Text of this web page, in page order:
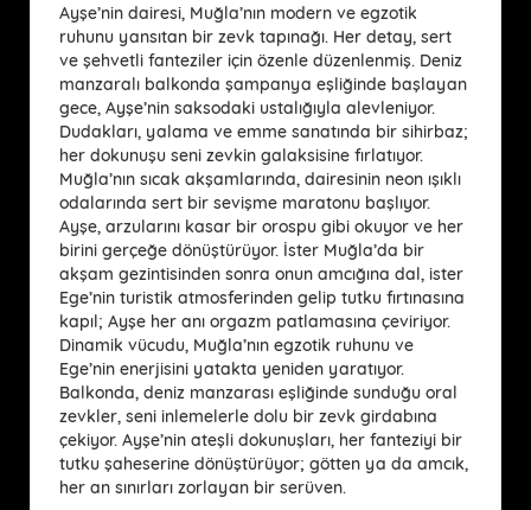
Ayşe’nin dairesi, Muğla’nın modern ve egzotik
ruhunu yansıtan bir zevk tapınağı. Her detay, sert
ve şehvetli fanteziler için özenle düzenlenmiş. Deniz
manzaralı balkonda şampanya eşliğinde başlayan
gece, Ayşe’nin saksodaki ustalığıyla alevleniyor.
Dudakları, yalama ve emme sanatında bir sihirbaz;
her dokunuşu seni zevkin galaksisine fırlatıyor.
Muğla’nın sıcak akşamlarında, dairesinin neon ışıklı
odalarında sert bir sevişme maratonu başlıyor.
Ayşe, arzularını kasar bir orospu gibi okuyor ve her
birini gerçeğe dönüştürüyor. İster Muğla’da bir
akşam gezintisinden sonra onun amcığına dal, ister
Ege’nin turistik atmosferinden gelip tutku fırtınasına
kapıl; Ayşe her anı orgazm patlamasına çeviriyor.
Dinamik vücudu, Muğla’nın egzotik ruhunu ve
Ege’nin enerjisini yatakta yeniden yaratıyor.
Balkonda, deniz manzarası eşliğinde sunduğu oral
zevkler, seni inlemelerle dolu bir zevk girdabına
çekiyor. Ayşe’nin ateşli dokunuşları, her fanteziyi bir
tutku şaheserine dönüştürüyor; götten ya da amcık,
her an sınırları zorlayan bir serüven.